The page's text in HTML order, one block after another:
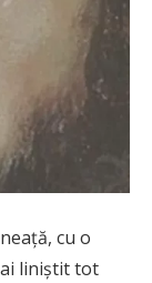
cu o
liniştit tot